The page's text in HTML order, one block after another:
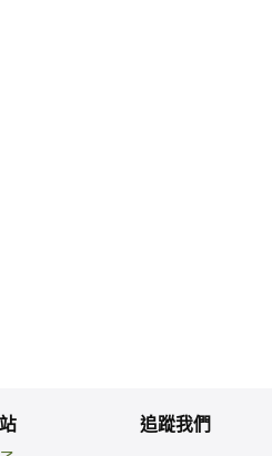
追蹤我們